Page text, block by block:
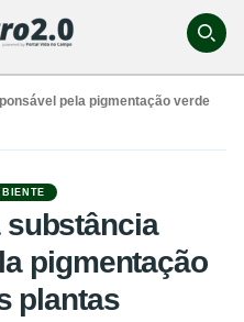
pela pigmentação verde
substância
pigmentação
plantas